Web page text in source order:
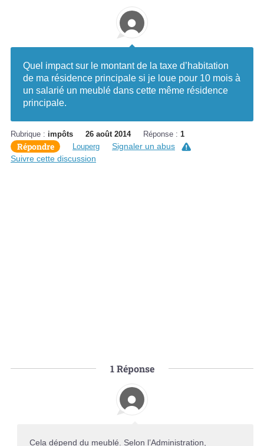
Quel impact sur le montant de la taxe d’habitation
de ma résidence principale si je loue pour 10 mois à
un salarié un meublé dans cette même résidence
principale.
Rubrique : impôts 26 août 2014 Réponse : 1
Répondre Louperg
Signaler un abus
Suivre cette discussion
1Réponse
Cela dépend du meublé. Selon l’Administration,